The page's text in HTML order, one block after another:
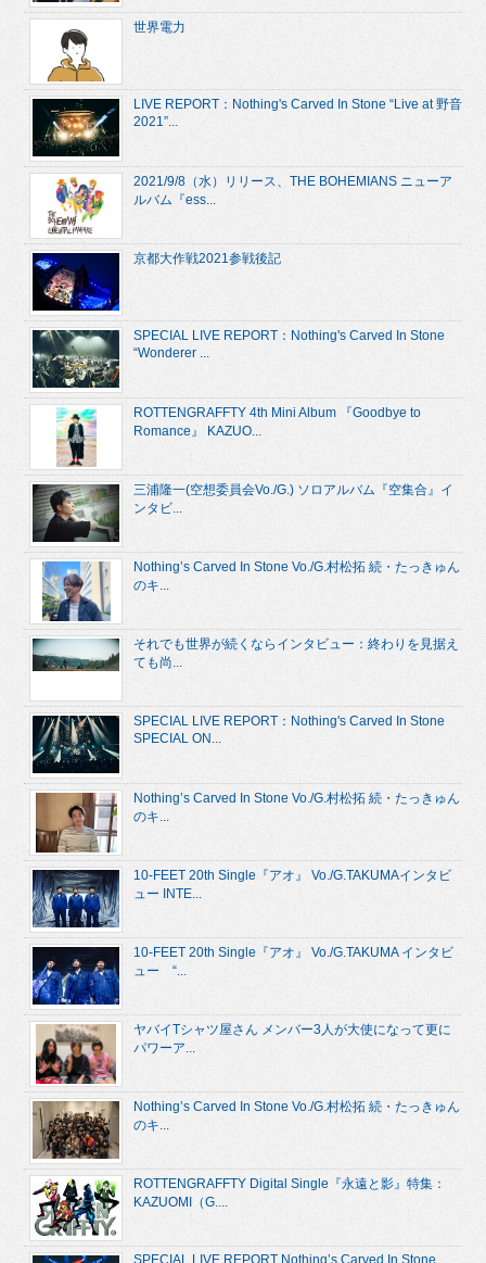
世界電力
LIVE REPORT：Nothing's Carved In Stone “Live at 野音
2021”...
2021/9/8（水）リリース、THE BOHEMIANS ニューア
ルバム『ess...
京都大作戦2021参戦後記
SPECIAL LIVE REPORT：Nothing's Carved In Stone
“Wonderer ...
ROTTENGRAFFTY 4th Mini Album 『Goodbye to
Romance』 KAZUO...
三浦隆一(空想委員会Vo./G.) ソロアルバム『空集合』イ
ンタビ...
Nothing’s Carved In Stone Vo./G.村松拓 続・たっきゅん
のキ...
それでも世界が続くならインタビュー：終わりを見据え
ても尚...
SPECIAL LIVE REPORT：Nothing's Carved In Stone
SPECIAL ON...
Nothing’s Carved In Stone Vo./G.村松拓 続・たっきゅん
のキ...
10-FEET 20th Single『アオ』 Vo./G.TAKUMAインタビ
ュー INTE...
10-FEET 20th Single『アオ』 Vo./G.TAKUMA インタビ
ュー “...
ヤバイTシャツ屋さん メンバー3人が大使になって更に
パワーア...
Nothing’s Carved In Stone Vo./G.村松拓 続・たっきゅん
のキ...
ROTTENGRAFFTY Digital Single『永遠と影』特集：
KAZUOMI（G....